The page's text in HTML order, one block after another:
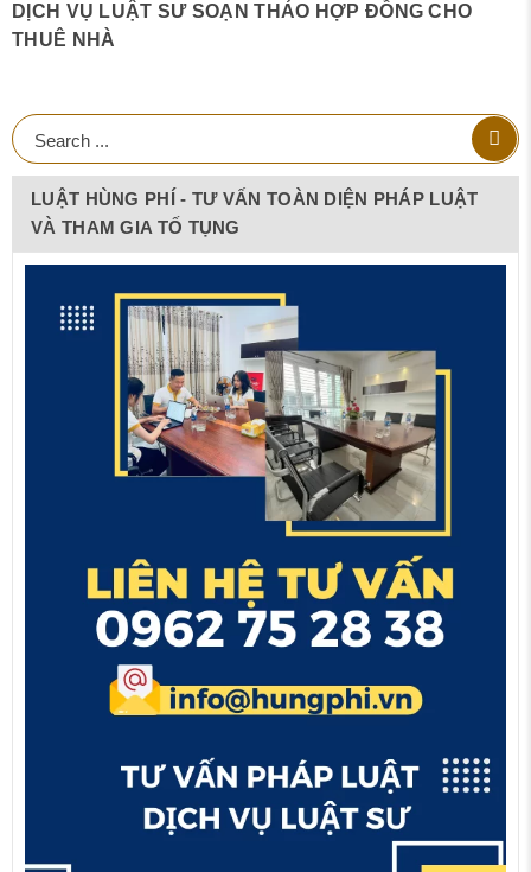
DỊCH VỤ LUẬT SƯ SOẠN THẢO HỢP ĐỒNG CHO
THUÊ NHÀ
LUẬT HÙNG PHÍ - TƯ VẤN TOÀN DIỆN PHÁP LUẬT
VÀ THAM GIA TỐ TỤNG